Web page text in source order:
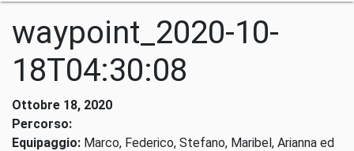
waypoint_2020-10-
18T04:30:08
Ottobre 18, 2020
Percorso:
Equipaggio: Marco, Federico, Stefano, Maribel, Arianna ed